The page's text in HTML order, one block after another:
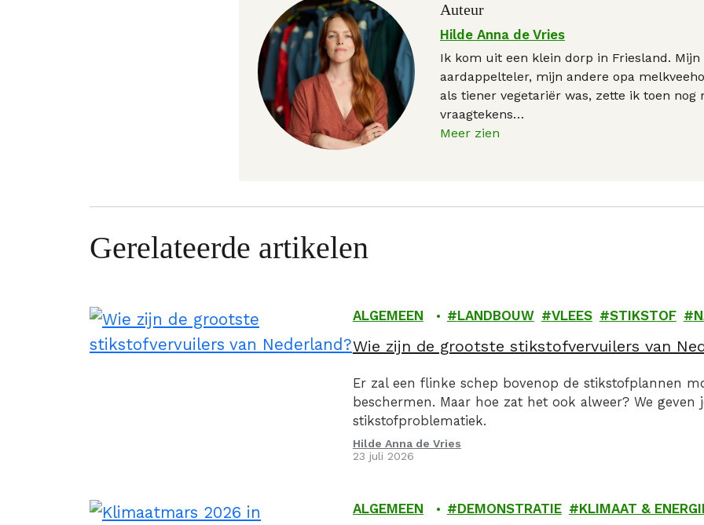
Auteur
Hilde Anna de Vries
Ik kom uit een klein dorp in Friesland. Mijn
aardappelteler, mijn andere opa
als tiener vegetariër was, zette ik toen nog
vraagtekens…
Meer zien
Gerelateerde artikelen
ALGEMEEN LANDBOUW VLEES STIKSTOF
Wie zijn de grootste stikstofvervuilers van
Er zal een flinke schep bovenop de stikstofplannen
beschermen. Maar hoe zat het ook alweer? We geven
stikstofproblematiek.
Hilde Anna de Vries
23 juli 2026
ALGEMEEN DEMONSTRATIE KLIMAAT &